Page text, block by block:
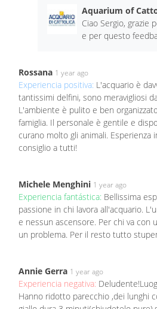
Aquarium of
Ciao Sergio, grazie
e per questo
Rossana 1 year ago
Experiencia positiva: L'acquario è
tantissimi delfini, sono meravigliosi
L'ambiente è pulito e ben
famiglia. Il personale è gentile e
curano molto gli animali. Esperienza
consiglio a tutti!
Michele Menghini 1 year ago
Experiencia fantástica: Bellissima
passione in chi lavora all'acquario.
e nessun ascensore. Per chi va con
un problema. Per il resto tutto
Annie Gerra 1 year ago
Experiencia negativa:
Hanno ridotto parecchio ,dei lunghi